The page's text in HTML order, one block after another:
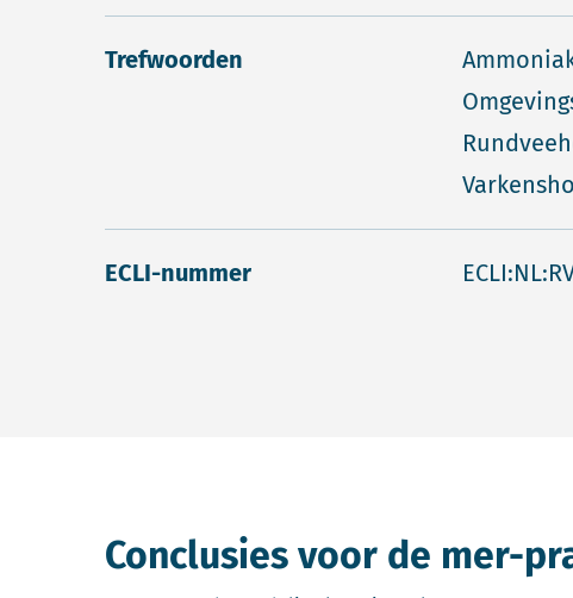
Trefwoorden
ECLI-nummer
Conclusies voor de mer-